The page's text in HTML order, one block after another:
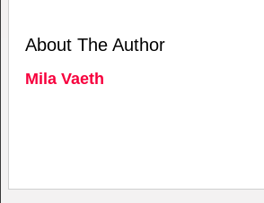
About The Author
Mila Vaeth